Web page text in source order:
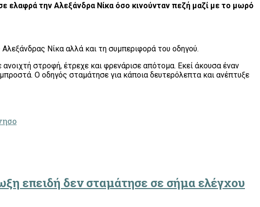
ελαφρά την Αλεξάνδρα Νίκα όσο κινούνταν πεζή μαζί με το μωρό
Νίκα αλλά και τη συμπεριφορά του οδηγού.
στροφή, έτρεχε και φρενάρισε απότομα. Εκεί άκουσα έναν
Ο οδηγός σταμάτησε για κάποια δευτερόλεπτα και ανέπτυξε
επειδή δεν σταμάτησε σε σήμα ελέγχου